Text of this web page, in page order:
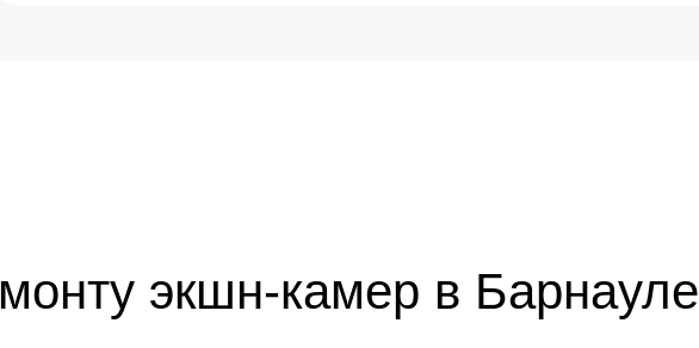
экшн-камер в Барнауле